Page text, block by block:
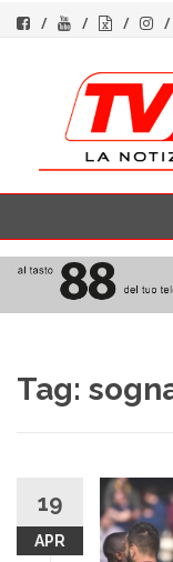
contenuto
contenuto
Tag:
19
APR